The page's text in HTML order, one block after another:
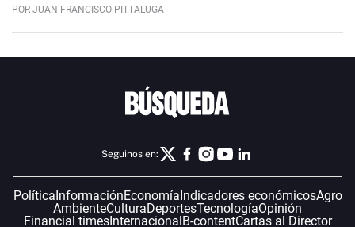
POR JUAN FRANCISCO PITTALUGA
Seguinos en:
Política InformaciónEconomía Indicadores económicosAgro
AmbienteCulturaDeportesTecnologíaOpinión
Financial timesInternacional B-contentCartas al Director